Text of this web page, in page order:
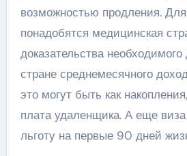
возможностью продления.
понадобятся медицинская
доказательства
стране среднемесячного
это могут быть как
плата удаленщика. А еще
льготу на первые 90 дней